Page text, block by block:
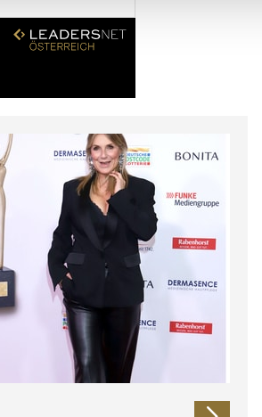
weiter. Unsere Partner führen diese
haben oder die sie im Rahmen